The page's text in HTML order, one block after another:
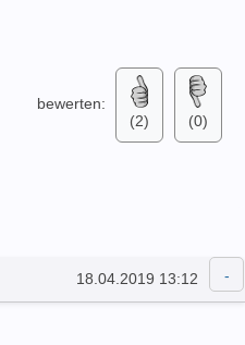
bewerten:
(2)
(0)
18.04.2019 13:12